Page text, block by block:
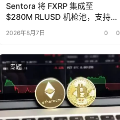
Sentora 将 FXRP 集成至
$280M RLUSD 机枪池，支持使
用 XRP 作为抵押品进行借贷。
2026年8月7日 0 0
专题